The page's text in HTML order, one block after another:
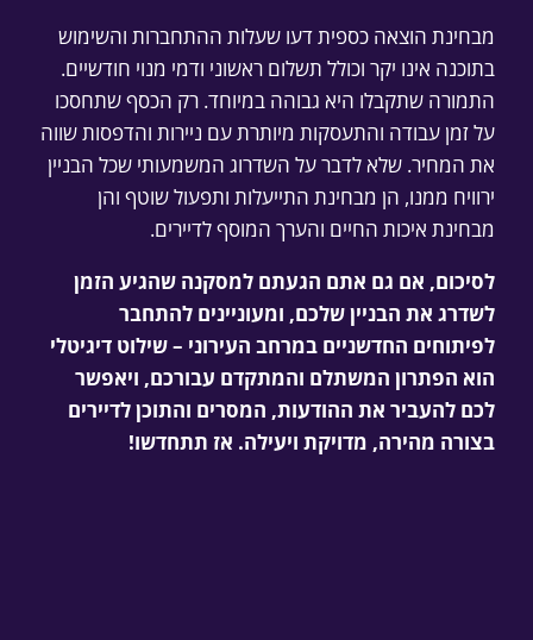
מבחינת הוצאה כספית דעו שעלות ההתחברות והשימוש
בתוכנה אינו יקר וכולל תשלום ראשוני ודמי מנוי חודשיים.
התמורה שתקבלו היא גבוהה במיוחד. רק הכסף שתחסכו
על זמן עבודה והתעסקות מיותרת עם ניירות והדפסות שווה
את המחיר. שלא לדבר על השדרוג המשמעותי שכל הבניין
ירוויח ממנו, הן מבחינת התייעלות ותפעול שוטף והן
מבחינת איכות החיים והערך המוסף לדיירים.
לסיכום, אם גם אתם הגעתם למסקנה שהגיע הזמן
לשדרג את הבניין שלכם, ומעוניינים להתחבר
לפיתוחים החדשניים במרחב העירוני – שילוט דיגיטלי
הוא הפתרון המשתלם והמתקדם עבורכם, ויאפשר
לכם להעביר את ההודעות, המסרים והתוכן לדיירים
בצורה מהירה, מדויקת ויעילה. אז תתחדשו!